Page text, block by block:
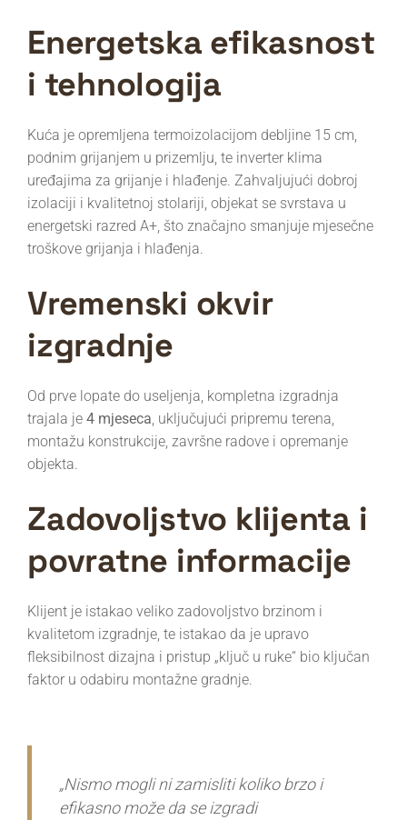
Energetska efikasnost
i tehnologija
Kuća je opremljena termoizolacijom debljine 15 cm,
podnim grijanjem u prizemlju, te inverter klima
uređajima za grijanje i hlađenje. Zahvaljujući dobroj
izolaciji i kvalitetnoj stolariji, objekat se svrstava u
energetski razred A+, što značajno smanjuje mjesečne
troškove grijanja i hlađenja.
Vremenski okvir
izgradnje
Od prve lopate do useljenja, kompletna izgradnja
trajala je 4 mjeseca , uključujući pripremu terena,
montažu konstrukcije, završne radove i opremanje
objekta.
Zadovoljstvo klijenta i
povratne informacije
Klijent je istakao veliko zadovoljstvo brzinom i
kvalitetom izgradnje, te istakao da je upravo
fleksibilnost dizajna i pristup „ključ u ruke“ bio ključan
faktor u odabiru montažne gradnje.
„Nismo mogli ni zamisliti koliko brzo i
efikasno može da se izgradi